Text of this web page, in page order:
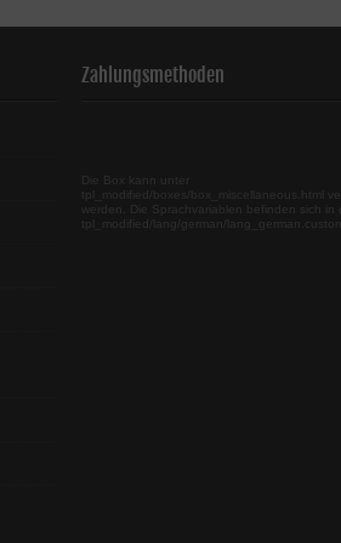
Zahlungsmethoden
Die Box kann unter
tpl_modified/boxes/box_miscellaneous.html
werden. Die Sprachvariablen befinden sich in